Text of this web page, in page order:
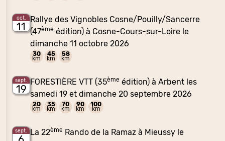
oct.
11
Rallye des Vignobles Cosne/Pouilly/Sancerre
(47ème édition) à Cosne-Cours-sur-Loire le
dimanche 11 octobre 2026
30
km
45
km
58
km
sept.
19
FORESTIÈRE VTT (35ème édition) à Arbent les
samedi 19 et dimanche 20 septembre 2026
20
km
35
km
70
km
90
km
100
km
sept. La 22ème Rando de la Ramaz à Mieussy le